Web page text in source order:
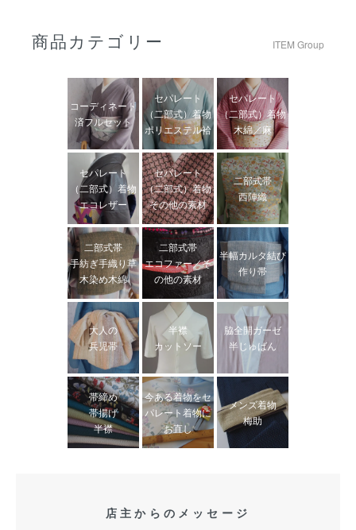
商品カテゴリー ITEM Group
コーディネート
済フルセット
セパレート
（二部式）着物
ポリエステル袷
セパレート
（二部式）着物
木綿／麻
セパレート
（二部式）着物
エコレザー
セパレート
（二部式）着物
その他の素材
二部式帯
西陣織
二部式帯
手紡ぎ手織り草
木染め木綿
二部式帯
エコファー／そ
の他の素材
半幅カルタ結び
作り帯
大人の
兵児帯
半襟
カットソー
脇全開ガーゼ
半じゅばん
帯締め
帯揚げ
半襟
今ある着物をセ
パレート着物に
お直し
メンズ着物
梅助
店主からのメッセージ